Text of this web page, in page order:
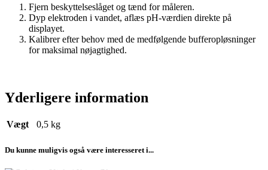
Fjern beskyttelseslåget og tænd for måleren.
Dyp elektroden i vandet, aflæs pH-værdien direkte på
displayet.
Kalibrer efter behov med de medfølgende bufferopløsninger
for maksimal nøjagtighed.
Yderligere information
Vægt 0,5 kg
Du kunne muligvis også være interesseret i...